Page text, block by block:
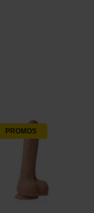
PROMOS